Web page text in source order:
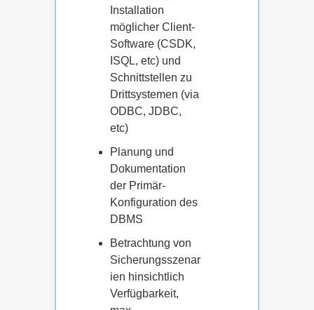
Installation
möglicher Client-
Software (CSDK,
ISQL, etc) und
Schnittstellen zu
Drittsystemen (via
ODBC, JDBC,
etc)
Planung und
Dokumentation
der Primär-
Konfiguration des
DBMS
Betrachtung von
Sicherungsszenar
ien hinsichtlich
Verfügbarkeit,